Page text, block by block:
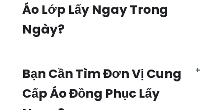
Áo Lớp Lấy Ngay Trong
Ngày?
Bạn Cần Tìm Đơn Vị Cung
Cấp Áo Đồng Phục Lấy